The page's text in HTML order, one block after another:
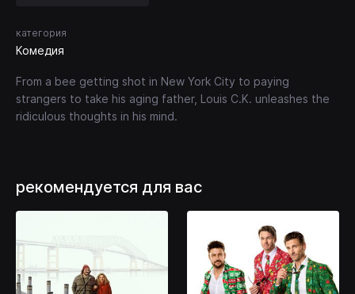
категория
Комедия
From a bee getting shot in New York City to paying
strangers to take his aging father, Louis C.K. unleashes the
ridiculous thoughts in his mind.
рекомендуется для вас